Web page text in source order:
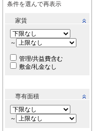
条件を選んで再表示
家賃
～
管理/共益費含む
敷金/礼金なし
専有面積
～